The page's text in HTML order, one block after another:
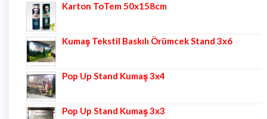
Karton ToTem 50x158cm
Kumaş Tekstil Baskılı Örümcek Stand 3x6
Pop Up Stand Kumaş 3x4
Pop Up Stand Kumaş 3x3